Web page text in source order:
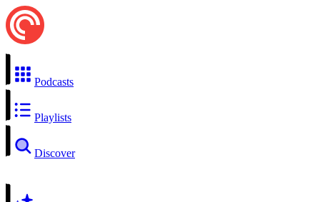
Podcasts
Playlists
Discover